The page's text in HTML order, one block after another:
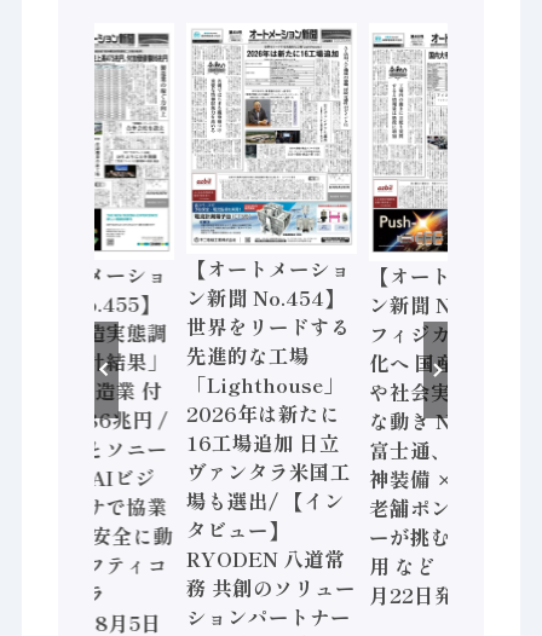
【オートメーショ
ン新聞 No.455】
「経済構造実態調
査二次集計結果」
2024年製造業 付
加価値額86兆円 /
三菱電機とソニー
セミコン AIビジ
ョンセンサで協業
/ IDEC、安全に動
かすセーフティコ
ントローラ
（2026年8月5日
【オートメーショ
ン新聞 No.454】
世界をリードする
先進的な工場
「Lighthouse」
2026年は新たに
16工場追加 日立
ヴァンタラ米国工
場も選出/ 【イン
タビュー】
RYODEN 八道常
務 共創のソリュー
ションパートナー
【オートメーショ
ン新聞 No.453】
フィジカルAI本格
化へ 国産AI開発
や社会実装に活発
な動き Noetra、
富士通、日立 / 兵
神装備 × HMS、
老舗ポンプメーカ
ーが挑むデータ活
用 など（2026年7
月22日発行）